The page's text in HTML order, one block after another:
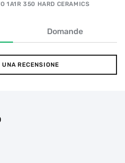
1A1R 350 HARD CERAMICS
Domande
RECENSIONE